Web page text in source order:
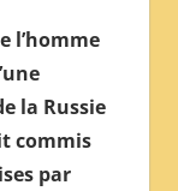
l’homme
la Russie
commis
par